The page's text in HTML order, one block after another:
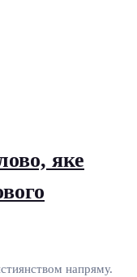
яке
напряму.